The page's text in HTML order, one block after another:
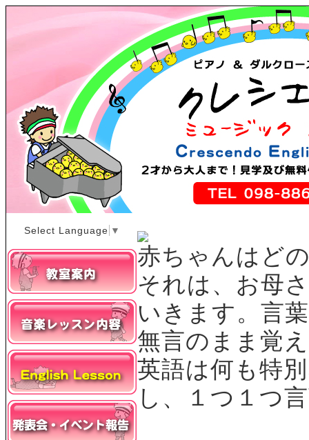
Select Language ▼
赤ちゃんはど
それは、お母
いきます。言
無言のまま覚
英語は何も特
し、１つ１つ